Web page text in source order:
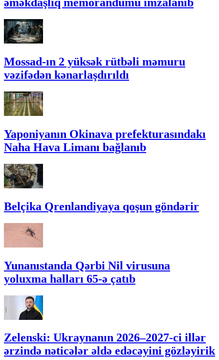
əməkdaşlıq memorandumu imzalanıb
Mossad-ın 2 yüksək rütbəli məmuru
vəzifədən kənarlaşdırıldı
Yaponiyanın Okinava prefekturasındakı
Naha Hava Limanı bağlanıb
Belçika Qrenlandiyaya qoşun göndərir
Yunanıstanda Qərbi Nil virusuna
yoluxma halları 65-ə çatıb
Zelenski: Ukraynanın 2026–2027-ci illər
ərzində nəticələr əldə edəcəyini gözləyirik